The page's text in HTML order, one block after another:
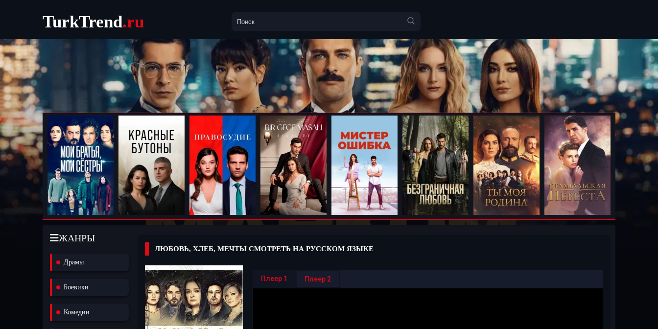
TurkTrend.ru
ЖАНРЫ
Драмы
Боевики
Комедии
ЛЮБОВЬ, ХЛЕБ, МЕЧТЫ СМОТРЕТЬ НА РУССКОМ ЯЗЫКЕ
Плеер 1 Плеер 2